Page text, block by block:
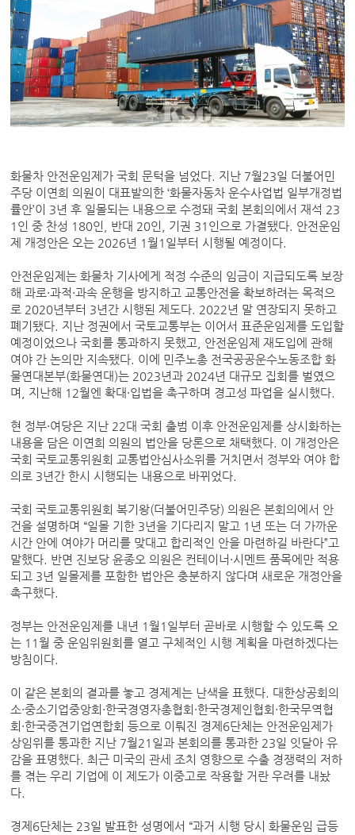
화물차 안전운임제가 국회 문턱을 넘었다. 지난 7월23일 더불어민
주당 이연희 의원이 대표발의한 ‘화물자동차 운수사업법 일부개정법
률안’이 3년 후 일몰되는 내용으로 수정돼 국회 본회의에서 재석 23
1인 중 찬성 180인, 반대 20인, 기권 31인으로 가결됐다. 안전운임
제 개정안은 오는 2026년 1월1일부터 시행될 예정이다.
안전운임제는 화물차 기사에게 적정 수준의 임금이 지급되도록 보장
해 과로·과적·과속 운행을 방지하고 교통안전을 확보하려는 목적으
로 2020년부터 3년간 시행된 제도다. 2022년 말 연장되지 못하고
폐기됐다. 지난 정권에서 국토교통부는 이어서 표준운임제를 도입할
예정이었으나 국회를 통과하지 못했고, 안전운임제 재도입에 관해
여야 간 논의만 지속됐다. 이에 민주노총 전국공공운수노동조합 화
물연대본부(화물연대)는 2023년과 2024년 대규모 집회를 벌였으
며, 지난해 12월엔 확대·입법을 촉구하며 경고성 파업을 실시했다.
현 정부·여당은 지난 22대 국회 출범 이후 안전운임제를 상시화하는
내용을 담은 이연희 의원의 법안을 당론으로 채택했다. 이 개정안은
국회 국토교통위원회 교통법안심사소위를 거치면서 정부와 여야 합
의로 3년간 한시 시행되는 내용으로 바뀌었다.
국회 국토교통위원회 복기왕(더불어민주당) 의원은 본회의에서 안
건을 설명하며 “일몰 기한 3년을 기다리지 말고 1년 또는 더 가까운
시간 안에 여야가 머리를 맞대고 합리적인 안을 마련하길 바란다”고
말했다. 반면 진보당 윤종오 의원은 컨테이너·시멘트 품목에만 적용
되고 3년 일몰제를 포함한 법안은 충분하지 않다며 새로운 개정안을
촉구했다.
정부는 안전운임제를 내년 1월1일부터 곧바로 시행할 수 있도록 오
는 11월 중 운임위원회를 열고 구체적인 시행 계획을 마련하겠다는
방침이다.
이 같은 본회의 결과를 놓고 경제계는 난색을 표했다. 대한상공회의
소·중소기업중앙회·한국경영자총협회·한국경제인협회·한국무역협
회·한국중견기업연합회 등으로 이뤄진 경제6단체는 안전운임제가
상임위를 통과한 지난 7월21일과 본회의를 통과한 23일 잇달아 유
감을 표명했다. 최근 미국의 관세 조치 영향으로 수출 경쟁력의 저하
를 겪는 우리 기업에 이 제도가 이중고로 작용할 거란 우려를 내놨
다.
경제6단체는 23일 발표한 성명에서 “과거 시행 당시 화물운임 급등